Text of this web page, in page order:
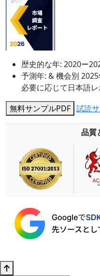
歴史的な年: 2020ー
予測年: & 機会別
必要に応じて日本語
無料サンプルPDF 試読
品質